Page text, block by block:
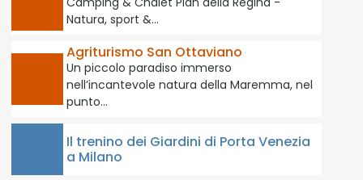
Natura, sport &…
Agriturismo San Ottaviano
Un piccolo paradiso immerso
nell’incantevole natura della Maremma, nel
punto…
Il trenino dei Giardini di Porta Venezia
a Milano